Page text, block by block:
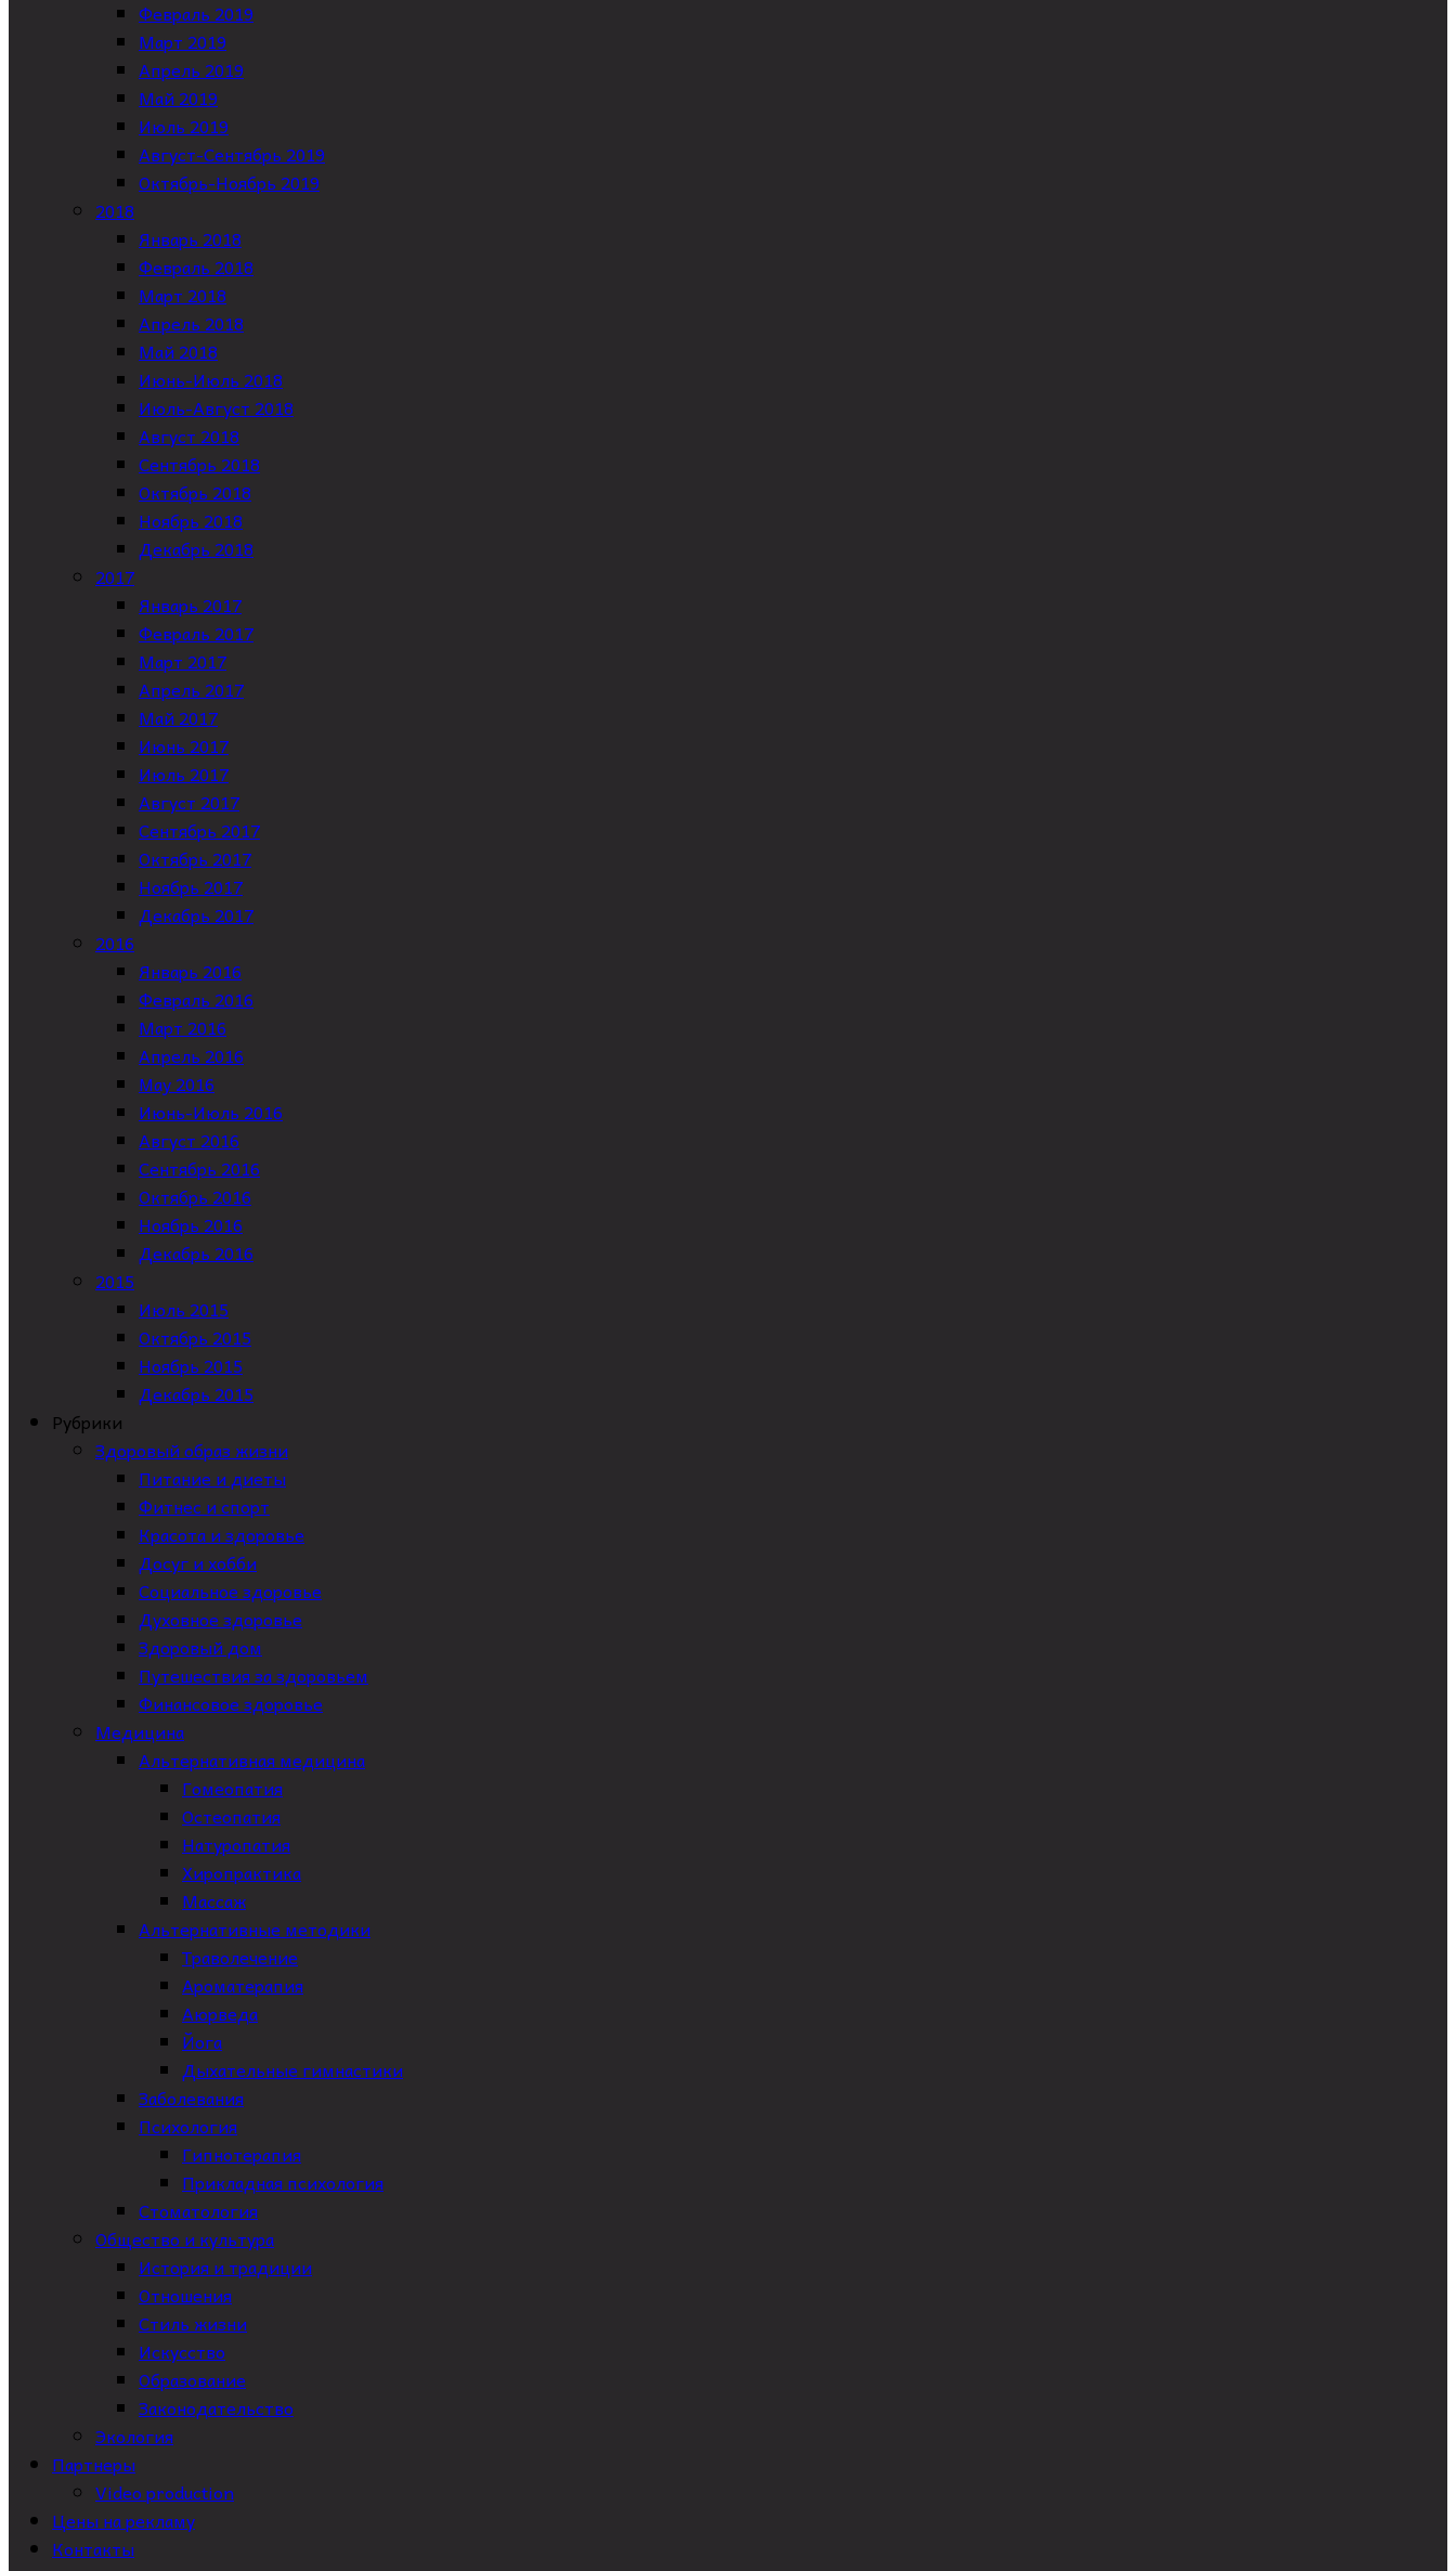
Февраль 2019
Март 2019
Апрель 2019
Май 2019
Июль 2019
Август-Сентябрь 2019
Октябрь-Ноябрь 2019
2018
Январь 2018
Февраль 2018
Март 2018
Апрель 2018
Май 2018
Июнь-Июль 2018
Июль-Август 2018
Август 2018
Сентябрь 2018
Октябрь 2018
Ноябрь 2018
Декабрь 2018
2017
Январь 2017
Февраль 2017
Март 2017
Апрель 2017
Май 2017
Июнь 2017
Июль 2017
Август 2017
Сентябрь 2017
Октябрь 2017
Ноябрь 2017
Декабрь 2017
2016
Январь 2016
Февраль 2016
Март 2016
Апрель 2016
May 2016
Июнь-Июль 2016
Август 2016
Сентябрь 2016
Октябрь 2016
Ноябрь 2016
Декабрь 2016
2015
Июль 2015
Октябрь 2015
Ноябрь 2015
Декабрь 2015
Рубрики
Здоровый образ жизни
Питание и диеты
Фитнес и спорт
Красота и здоровье
Досуг и хобби
Социальное здоровье
Духовное здоровье
Здоровый дом
Путешествия за здоровьем
Финансовое здоровье
Медицина
Альтернативная медицина
Гомеопатия
Остеопатия
Натуропатия
Хиропрактика
Массаж
Альтернативные методики
Траволечение
Ароматерапия
Аюрведа
Йога
Дыхательные гимнастики
Заболевания
Психология
Гипнотерапия
Прикладная психология
Стоматология
Общество и культура
История и традиции
Отношения
Стиль жизни
Искусство
Образование
Законодательство
Экология
Партнеры
Video production
Цены на рекламу
Контакты